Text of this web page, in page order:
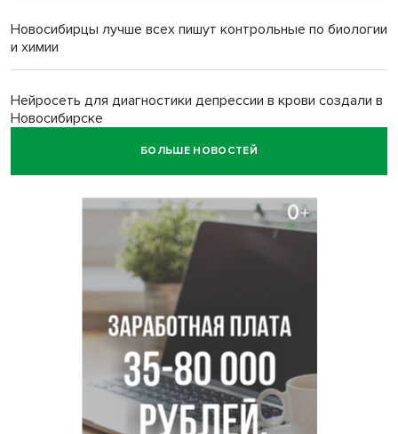
Новосибирцы лучше всех пишут контрольные по биологии
и химии
Нейросеть для диагностики депрессии в крови создали в
Новосибирске
БОЛЬШЕ НОВОСТЕЙ